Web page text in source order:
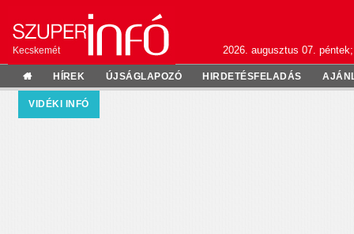
Kecskemét 2026. augusztus 07.
HÍREK ÚJSÁGLAPOZÓ HIRDETÉSFELADÁS
VIDÉKI INFÓ